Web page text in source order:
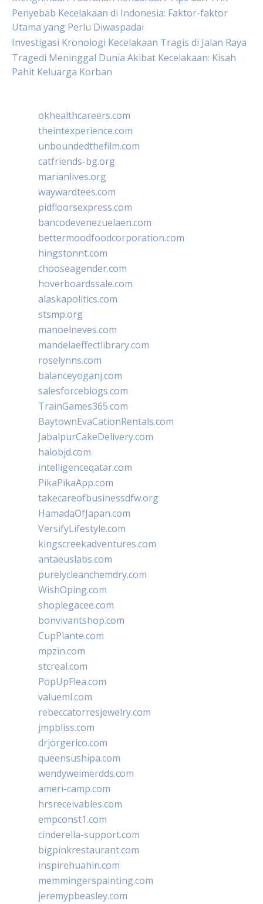
Penyebab Kecelakaan di Indonesia: Faktor-faktor
Utama yang Perlu Diwaspadai
Investigasi Kronologi Kecelakaan Tragis di Jalan Raya
Tragedi Meninggal Dunia Akibat Kecelakaan: Kisah
Pahit Keluarga Korban
okhealthcareers.com
theintexperience.com
unboundedthefilm.com
catfriends-bg.org
marianlives.org
waywardtees.com
pidfloorsexpress.com
bancodevenezuelaen.com
bettermoodfoodcorporation.com
hingstonnt.com
chooseagender.com
hoverboardssale.com
alaskapolitics.com
stsmp.org
manoelneves.com
mandelaeffectlibrary.com
roselynns.com
balanceyoganj.com
salesforceblogs.com
TrainGames365.com
BaytownEvaCationRentals.com
JabalpurCakeDelivery.com
halobjd.com
intelligenceqatar.com
PikaPikaApp.com
takecareofbusinessdfw.org
HamadaOfJapan.com
VersifyLifestyle.com
kingscreekadventures.com
antaeuslabs.com
purelycleanchemdry.com
WishOping.com
shoplegacee.com
bonvivantshop.com
CupPlante.com
mpzin.com
stcreal.com
PopUpFlea.com
valueml.com
rebeccatorresjewelry.com
jmpbliss.com
drjorgerico.com
queensushipa.com
wendyweimerdds.com
ameri-camp.com
hrsreceivables.com
empconst1.com
cinderella-support.com
bigpinkrestaurant.com
inspirehuahin.com
memmingerspainting.com
jeremypbeasley.com